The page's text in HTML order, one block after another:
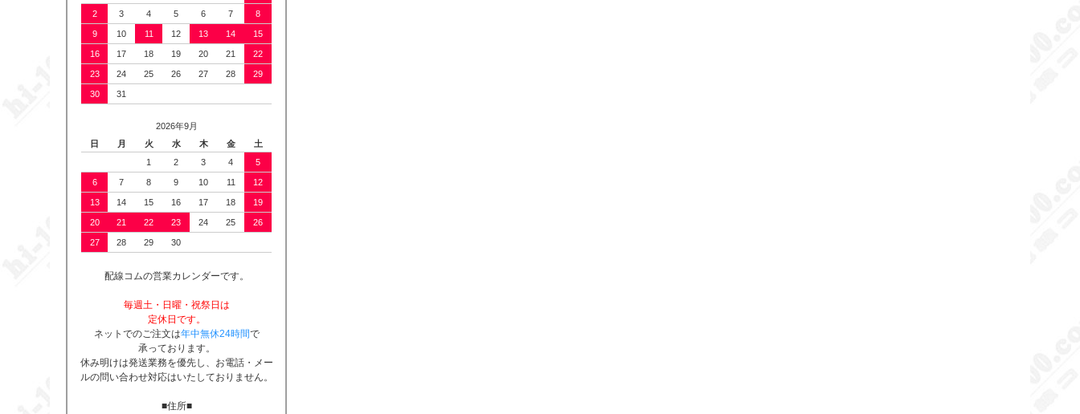
2 3 4 5 6 7 8
9 10 11 12 13 14 15
16 17 18 19 20 21 22
23 24 25 26 27 28 29
30 31
2026年9月
日
月 火 水 木 金
土
1
2 3 4 5
6 7 8 9 10 11 12
13 14 15 16 17 18 19
20 21 22 23 24 25 26
27 28 29 30
配線コムの営業カレンダーです。
毎週土・日曜・祝祭日は
定休日です。
ネットでのご注文は年中無休24時間で
承っております。
休み明けは発送業務を優先し、お電話・メー
ルの問い合わせ対応はいたしておりません。
■住所■